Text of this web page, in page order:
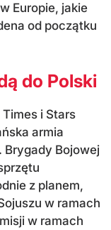
Europie, jakie
od początku
do Polski
i Stars
armia
Brygady Bojowej
z planem,
w ramach
w ramach